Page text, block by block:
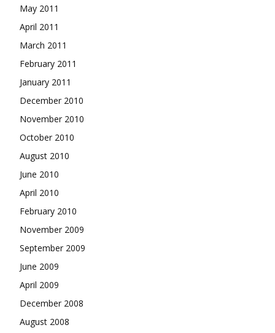
May 2011
April 2011
March 2011
February 2011
January 2011
December 2010
November 2010
October 2010
August 2010
June 2010
April 2010
February 2010
November 2009
September 2009
June 2009
April 2009
December 2008
August 2008